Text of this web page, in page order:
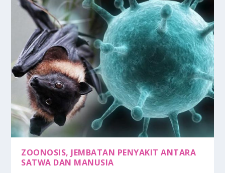
ZOONOSIS, JEMBATAN PENYAKIT ANTARA
SATWA DAN MANUSIA